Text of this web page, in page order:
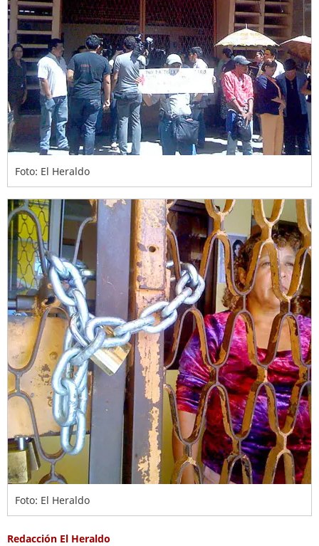
Foto: El Heraldo
Foto: El Heraldo
Redacción El Heraldo